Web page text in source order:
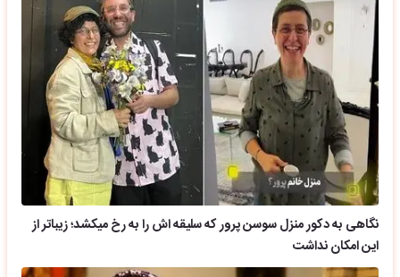
نگاهی به دکور منزل سوسن پرور که سلیقه اش را به رخ میکشد؛ زیباتر از
این امکان نداشت